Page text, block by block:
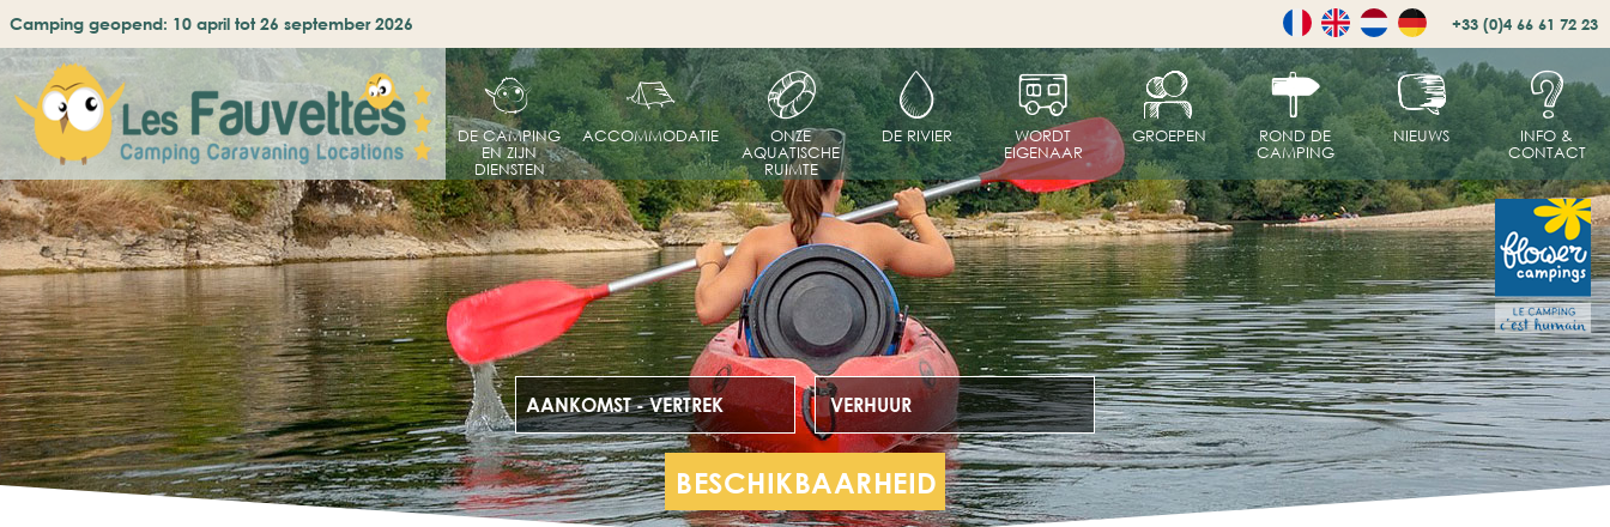
Camping geopend: 10 april tot 26 september 2026 +33 (0)4 66 61 72 23
DE CAMPING
EN ZIJN
DIENSTEN
ACCOMMODATIE
ONZE
AQUATISCHE
RUIMTE
DE RIVIER
WORDT
EIGENAAR
GROEPEN
ROND DE
CAMPING
NIEUWS
INFO &
CONTACT
AANKOMST - VERTREK